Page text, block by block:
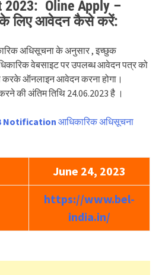
2023: Oline Apply –
के लिए आवेदन कैसे करें:
अधिसूचना के अनुसार , इच्छुक
वेबसाइट पर उपलब्ध आवेदन पत्र को
करके ऑनलाइन आवेदन करना होगा।
की अंतिम तिथि 24.06.2023 है ।
Notification आधिकारिक अधिसूचना
June 24, 2023
https://www.bel-
india.in/